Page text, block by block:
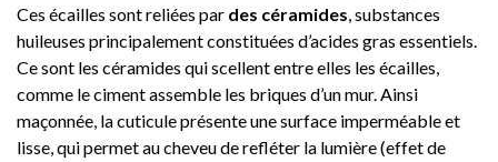
Ces écailles sont reliées par des céramides, substances
huileuses principalement constituées d’acides gras essentiels.
Ce sont les céramides qui scellent entre elles les écailles,
comme le ciment assemble les briques d’un mur. Ainsi
maçonnée, la cuticule présente une surface imperméable et
lisse, qui permet au cheveu de refléter la lumière (effet de